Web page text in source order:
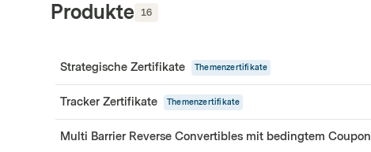
Produkte 16
Strategische Zertifikate Themenzertifikate
Tracker Zertifikate Themenzertifikate
Multi Barrier Reverse Convertibles mit bedingtem Coupon